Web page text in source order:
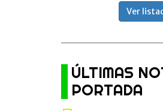
Ver
ÚLTIMAS
PORTADA